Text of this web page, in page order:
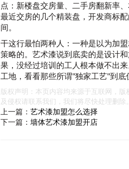
点：新楼盘交房量、二手房翻新率
最近交房的几个精装盘，开发商标
间。
干这行最怕两种人：一种是以为加
策略的。艺术漆说到底卖的是设计
果，没经过培训的工人根本做不出
工地，看看那些所谓"独家工艺"到底
版权声明：本页内容均来源于互联网，
及侵权请联系我们，我们将尽快处理删除。
上一篇： 艺术漆加盟怎么选择
下一篇： 墙体艺术漆加盟开店